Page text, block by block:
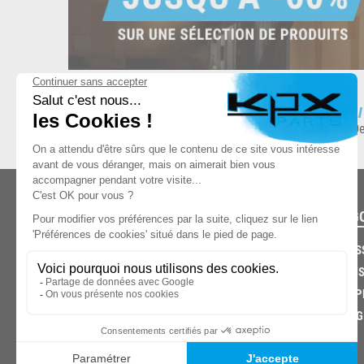
ESPACE DE STOCKAGE
8.500 produits en stock
03.85.32.96.74
© 2026 - KPX PARTS - SITE CRÉÉ PARLET'S CLIC